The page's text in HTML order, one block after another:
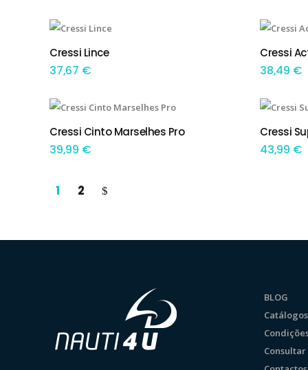
TEM OPÇÕES
Cressi Lince
37,67 €
TEM
Cressi
38,49 €
ADICIONAR
Cressi Cinto Marselhes Pro
39,99 €
Cressi
43,99 €
1 2
BLOG